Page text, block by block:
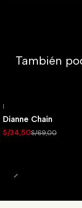
También
|
Dianne Chain
S/34,50S/69,00